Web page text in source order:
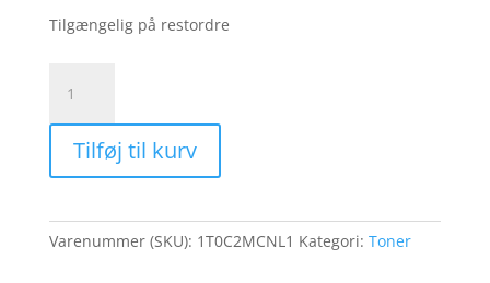
Tilgængelig på restordre
8605C
Toner
cyan
HY
for
Kyocera
Tilføj til kurv
Varenummer (SKU): 1T0C2MCNL1 Kategori: Toner